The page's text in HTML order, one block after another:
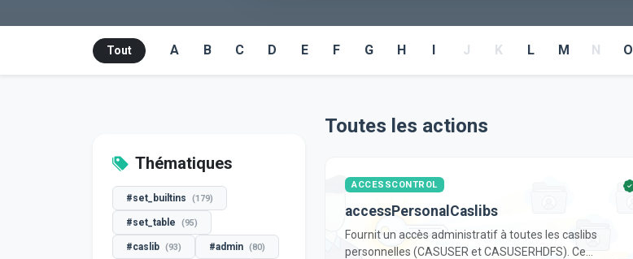
Tout A B C D E F G H I J K L M N O
Thématiques
#set_builtins (179)
#set_table (95)
#caslib (93) #admin (80)
Toutes les actions
ACCESSCONTROL
accessPersonalCaslibs
Fournit un accès administratif à toutes les caslibs
personnelles (CASUSER et CASUSERHDFS). Ce...